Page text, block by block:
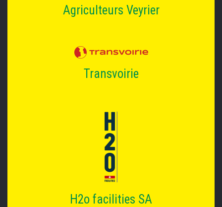
Agriculteurs Veyrier
Transvoirie
H2o facilities SA